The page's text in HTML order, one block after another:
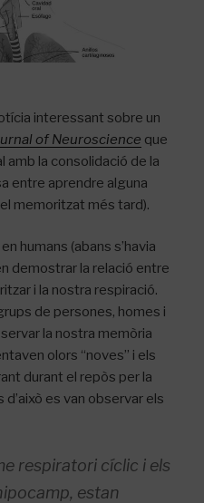
interessant sobre un
of Neuroscience que
amb la consolidació de la
entre aprendre alguna
memoritzat més tard).
humans (abans s’havia
demostrar la relació entre
i la nostra respiració.
de persones, homes i
la nostra memòria
olors “noves” i els
durant el repòs per la
d’això es van observar els
respiratori cíclic i els
estan